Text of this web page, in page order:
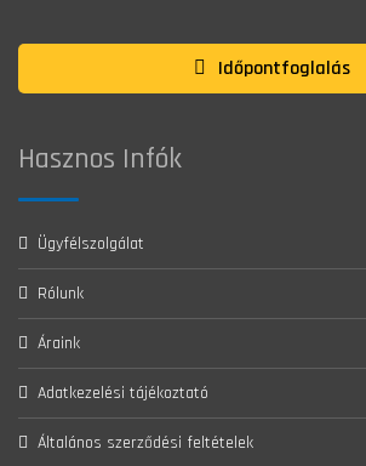
Időpontfoglalás
Hasznos Infók
Ügyfélszolgálat
Rólunk
Áraink
Adatkezelési tájékoztató
Általános szerződési feltételek